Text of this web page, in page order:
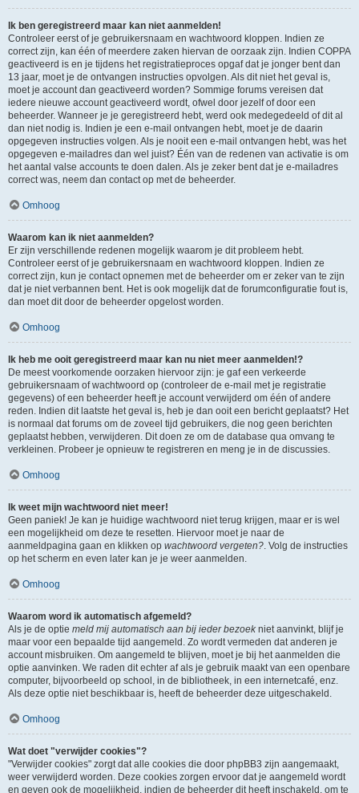
Ik ben geregistreerd maar kan niet aanmelden!
Controleer eerst of je gebruikersnaam en wachtwoord kloppen. Indien ze
correct zijn, kan één of meerdere zaken hiervan de oorzaak zijn. Indien COPPA
geactiveerd is en je tijdens het registratieproces opgaf dat je jonger bent dan
13 jaar, moet je de ontvangen instructies opvolgen. Als dit niet het geval is,
moet je account dan geactiveerd worden? Sommige forums vereisen dat
iedere nieuwe account geactiveerd wordt, ofwel door jezelf of door een
beheerder. Wanneer je je geregistreerd hebt, werd ook medegedeeld of dit al
dan niet nodig is. Indien je een e-mail ontvangen hebt, moet je de daarin
opgegeven instructies volgen. Als je nooit een e-mail ontvangen hebt, was het
opgegeven e-mailadres dan wel juist? Één van de redenen van activatie is om
het aantal valse accounts te doen dalen. Als je zeker bent dat je e-mailadres
correct was, neem dan contact op met de beheerder.
Omhoog
Waarom kan ik niet aanmelden?
Er zijn verschillende redenen mogelijk waarom je dit probleem hebt.
Controleer eerst of je gebruikersnaam en wachtwoord kloppen. Indien ze
correct zijn, kun je contact opnemen met de beheerder om er zeker van te zijn
dat je niet verbannen bent. Het is ook mogelijk dat de forumconfiguratie fout is,
dan moet dit door de beheerder opgelost worden.
Omhoog
Ik heb me ooit geregistreerd maar kan nu niet meer aanmelden!?
De meest voorkomende oorzaken hiervoor zijn: je gaf een verkeerde
gebruikersnaam of wachtwoord op (controleer de e-mail met je registratie
gegevens) of een beheerder heeft je account verwijderd om één of andere
reden. Indien dit laatste het geval is, heb je dan ooit een bericht geplaatst? Het
is normaal dat forums om de zoveel tijd gebruikers, die nog geen berichten
geplaatst hebben, verwijderen. Dit doen ze om de database qua omvang te
verkleinen. Probeer je opnieuw te registreren en meng je in de discussies.
Omhoog
Ik weet mijn wachtwoord niet meer!
Geen paniek! Je kan je huidige wachtwoord niet terug krijgen, maar er is wel
een mogelijkheid om deze te resetten. Hiervoor moet je naar de
aanmeldpagina gaan en klikken op wachtwoord vergeten?. Volg de instructies
op het scherm en even later kan je je weer aanmelden.
Omhoog
Waarom word ik automatisch afgemeld?
Als je de optie meld mij automatisch aan bij ieder bezoekniet aanvinkt, blijf je
maar voor een bepaalde tijd aangemeld. Zo wordt vermeden dat anderen je
account misbruiken. Om aangemeld te blijven, moet je bij het aanmelden die
optie aanvinken. We raden dit echter af als je gebruik maakt van een openbare
computer, bijvoorbeeld op school, in de bibliotheek, in een internetcafé, enz.
Als deze optie niet beschikbaar is, heeft de beheerder deze uitgeschakeld.
Omhoog
Wat doet "verwijder cookies"?
"Verwijder cookies" zorgt dat alle cookies die door phpBB3 zijn aangemaakt,
weer verwijderd worden. Deze cookies zorgen ervoor dat je aangemeld wordt
en geven ook de mogelijkheid, indien de beheerder dit heeft inschakeld, om te